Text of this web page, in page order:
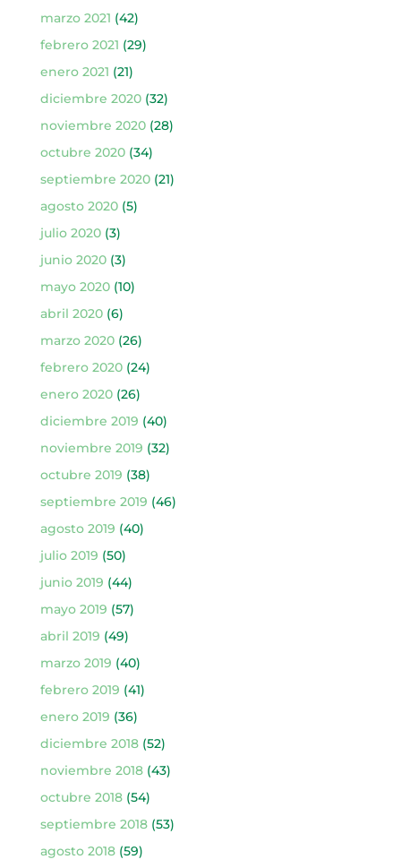
marzo 2021 (42)
febrero 2021 (29)
enero 2021 (21)
diciembre 2020(32)
noviembre 2020(28)
octubre 2020(34)
septiembre 2020(21)
agosto 2020(5)
julio 2020(3)
junio 2020(3)
mayo 2020(10)
abril 2020(6)
marzo 2020(26)
febrero 2020(24)
enero 2020(26)
diciembre 2019 (40)
noviembre 2019 (32)
octubre 2019 (38)
septiembre 2019 (46)
agosto 2019 (40)
julio 2019 (50)
junio 2019 (44)
mayo 2019 (57)
abril 2019 (49)
marzo 2019 (40)
febrero 2019 (41)
enero 2019 (36)
diciembre 2018(52)
noviembre 2018(43)
octubre 2018(54)
septiembre 2018(53)
agosto 2018(59)